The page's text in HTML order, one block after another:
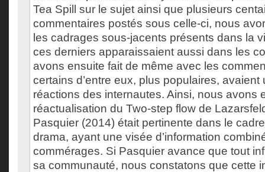
Tea Spill sur le sujet ainsi que plusieurs
commentaires postés sous celle-ci, nous
les cadrages sous-jacents présents dans la
ces derniers apparaissaient aussi dans les
avons ensuite fait de même avec les
certains d’entre eux, plus populaires, avaient
réactions des internautes. Ainsi, nous avons
réactualisation du Two-step flow de
Pasquier (2014) était pertinente dans le
drama, ayant une visée d’information
commérages. Si Pasquier avance que tout
sa communauté, nous constatons que cette